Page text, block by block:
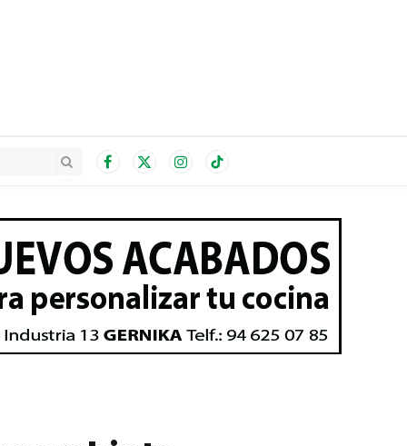
Facebook
X
InstagramTikTok